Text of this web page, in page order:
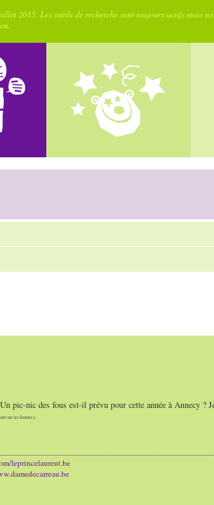
2015. Les outils de recherche sont toujours actifs mais
pic-nic des fous est-il prévu pour cette année à Annecy ?
sur les forums;)-
leprincelaurent.be